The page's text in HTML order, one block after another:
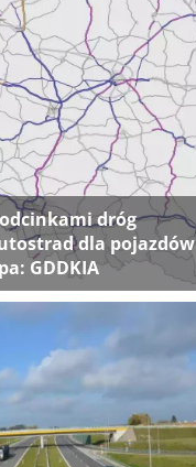
dróg
dla pojazdów
GDDKIA